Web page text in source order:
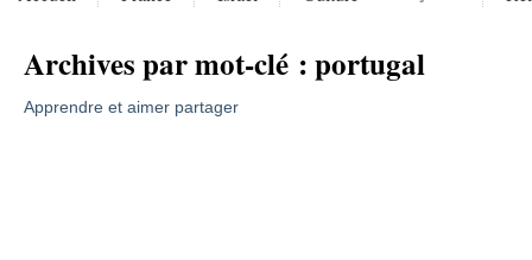
Archives par mot-clé :portugal
Apprendre et aimer partager